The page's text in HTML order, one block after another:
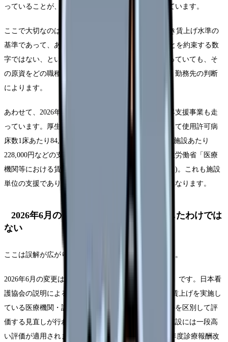
っていることが、評価料を算定する側の条件になっています。
ここで大切なのは、この「5.5%」は施設が満たすべき賃上げ水準の
基準であって、あなたの基本給が今年5.5%上がることを約束する数
字ではない、という点です。施設が評価料を受け取っていても、そ
の原資をどの職種に・どの給与項目で配分するかは、勤務先の判断
によります。
あわせて、2026年は医療機関等への賃上げ・物価上昇支援事業も走
っています。厚生労働省は、病院賃上げ支援事業として使用許可病
床数1床あたり84,000円、訪問看護ステーションには1施設あたり
228,000円などの支援単価を示しています(Source: 厚生労働省「医療
機関等における賃上げ・物価上昇支援事業について」)。これも施設
単位の支援であり、個人への配分方法は施設ごとに異なります。
2026年6月の「見直し」は、8%を新設したわけでは
ない
ここは誤解が広がりやすいので、はっきり整理します。
2026年6月の変更は、ベースアップ評価料の「見直し」です。日本看
護協会の説明によると、令和7年度以前から継続的に賃上げを実施し
ている医療機関・訪問看護ステーションと、それ以外を区別して評
価する見直しが行われ、継続的に賃上げをしてきた施設には一段高
い評価が適用されます(Source: 日本看護協会「令和8年度診療報酬改